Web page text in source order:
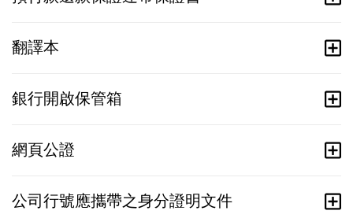
翻譯本
銀行開啟保管箱
網頁公證
公司行號應攜帶之身分證明文件